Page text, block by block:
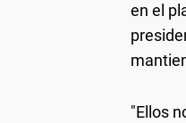
en el
"Ellos